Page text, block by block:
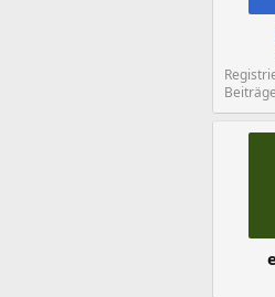
Beiträge